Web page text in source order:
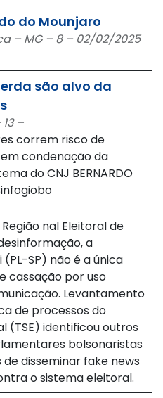
do Mounjaro
– MG – 8 – 02/02/2025
são alvo da
–
correm risco de
condenação da
do CNJ BERNARDO
nal Eleitoral de
a
SP) não é a única
cassação por uso
Levantamento
de processos do
(TSE) identificou outros
bolsonaristas
disseminar fake news
o sistema eleitoral.